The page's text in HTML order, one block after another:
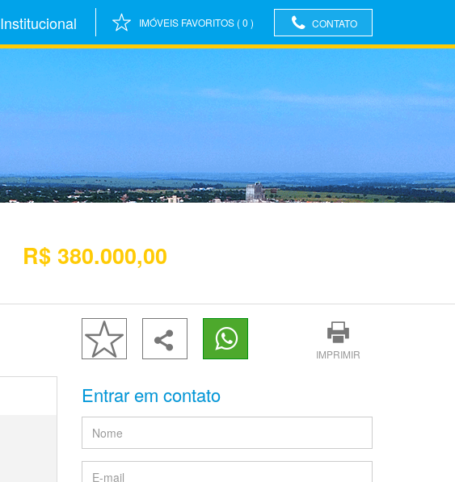
Institucional IMÓVEIS FAVORITOS (0 ) CONTATO
R$ 380.000,00
IMPRIMIR
Entrar em contato